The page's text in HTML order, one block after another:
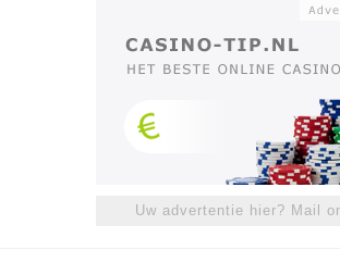
Uw advertentie hier? Mail